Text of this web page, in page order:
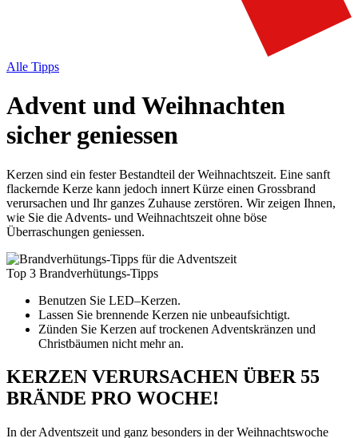
Alle Tipps
Advent und Weihnachten
sicher geniessen
Kerzen sind ein fester Bestandteil der Weihnachtszeit. Eine sanft
flackernde Kerze kann jedoch innert Kürze einen Grossbrand
verursachen und Ihr ganzes Zuhause zerstören. Wir zeigen Ihnen,
wie Sie die Advents- und Weihnachtszeit ohne böse
Überraschungen geniessen.
Top 3 Brandverhütungs-Tipps
Benutzen Sie LED–Kerzen.
Lassen Sie brennende Kerzen nie unbeaufsichtigt.
Zünden Sie Kerzen auf trockenen Adventskränzen und
Christbäumen nicht mehr an.
KERZEN VERURSACHEN ÜBER 55
BRÄNDE PRO WOCHE!
In der Adventszeit und ganz besonders in der Weihnachtswoche